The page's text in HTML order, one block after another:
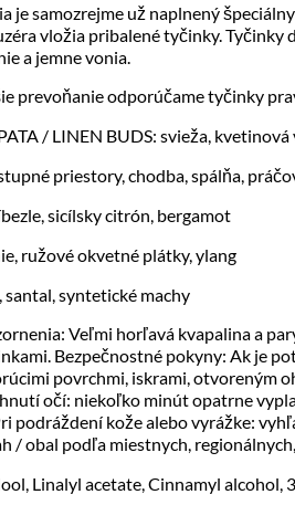
je samozrejme už naplnený
vložia pribalené tyčinky. Tyčinky
a jemne vonia.
prevoňanie odporúčame tyčinky
/ LINEN BUDS: svieža,
priestory, chodba, spálňa,
sicílsky citrón, bergamot
ružové okvetné plátky, ylang
santal, syntetické machy
Veľmi horľavá kvapalina a
Bezpečnostné pokyny: Ak je
povrchmi, iskrami, otvoreným
očí: niekoľko minút opatrne
podráždení kože alebo vyrážke:
/ obal podľa miestnych,
Linalyl acetate, Cinnamyl